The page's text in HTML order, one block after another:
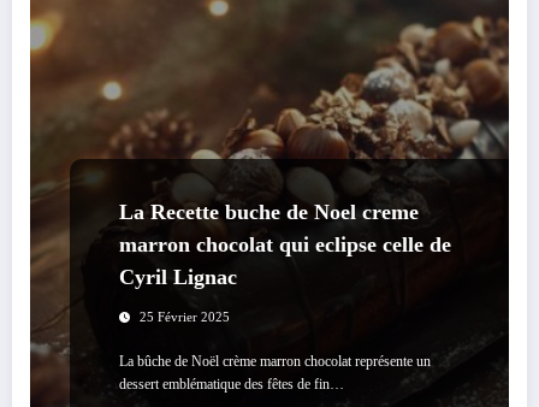
La Recette buche de Noel creme
marron chocolat qui eclipse celle de
Cyril Lignac
25 Février 2025
La bûche de Noël crème marron chocolat représente un
dessert emblématique des fêtes de fin…